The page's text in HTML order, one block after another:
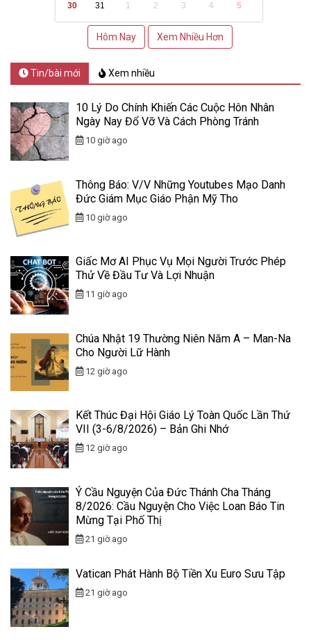
30 31 1 2 3 4 5
Hôm Nay Xem Nhiều Hơn
Tin/bài mới Xem nhiều
10 Lý Do Chính Khiến Các Cuộc Hôn Nhân
Ngày Nay Đổ Vỡ Và Cách Phòng Tránh
10 giờ ago
Thông Báo: V/v Những Youtubes Mạo Danh
Đức Giám Mục Giáo Phận Mỹ Tho
10 giờ ago
Giấc Mơ AI Phục Vụ Mọi Người Trước Phép
Thử Về Đầu Tư Và Lợi Nhuận
11 giờ ago
Chúa Nhật 19 Thường Niên Năm A – Man-Na
Cho Người Lữ Hành
12 giờ ago
Kết Thúc Đại Hội Giáo Lý Toàn Quốc Lần Thứ
VII (3-6/8/2026) – Bản Ghi Nhớ
12 giờ ago
Ý Cầu Nguyện Của Đức Thánh Cha Tháng
8/2026: Cầu Nguyện Cho Việc Loan Báo Tin
Mừng Tại Phố Thị
21 giờ ago
Vatican Phát Hành Bộ Tiền Xu Euro Sưu Tập
21 giờ ago